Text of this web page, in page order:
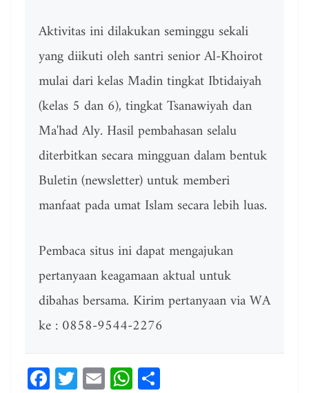
Aktivitas ini dilakukan seminggu sekali
yang diikuti oleh santri senior Al-Khoirot
mulai dari kelas Madin tingkat Ibtidaiyah
(kelas 5 dan 6), tingkat Tsanawiyah dan
Ma'had Aly. Hasil pembahasan selalu
diterbitkan secara mingguan dalam bentuk
Buletin (newsletter) untuk memberi
manfaat pada umat Islam secara lebih luas.
Pembaca situs ini dapat mengajukan
pertanyaan keagamaan aktual untuk
dibahas bersama. Kirim pertanyaan via WA
ke : 0858-9544-2276
Fa T E W